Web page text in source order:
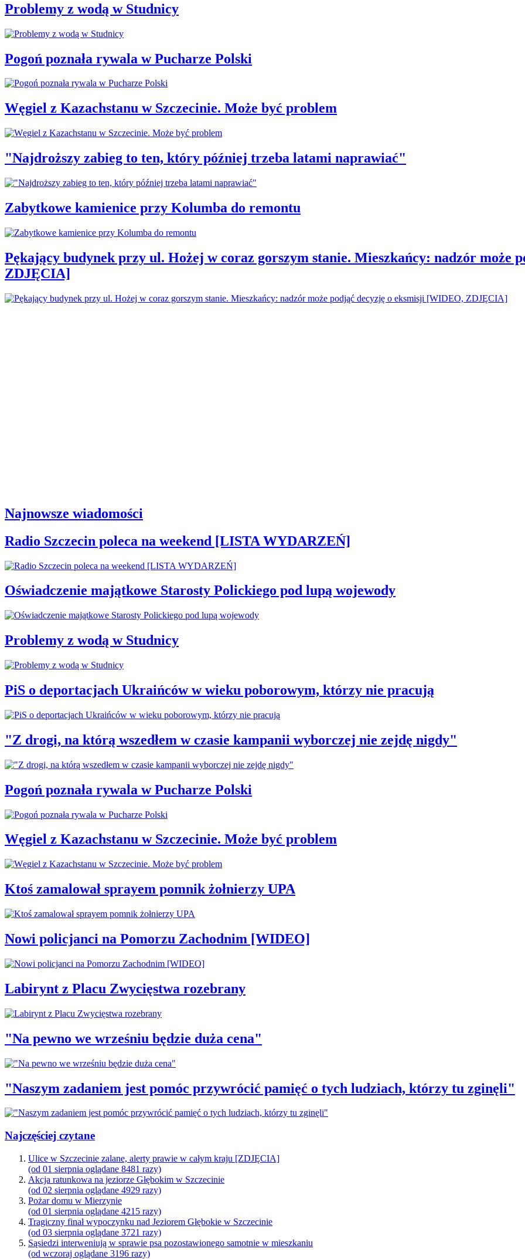
Problemy z wodą w Studnicy
Pogoń poznała rywala w Pucharze Polski
Węgiel z Kazachstanu w Szczecinie. Może być problem
"Najdroższy zabieg to ten, który później trzeba latami naprawiać"
Zabytkowe kamienice przy Kolumba do remontu
Pękający budynek przy ul. Hożej w coraz gorszym stanie. Mieszkańcy: nadzór może
ZDJĘCIA]
Najnowsze wiadomości
Radio Szczecin poleca na weekend [LISTA WYDARZEŃ]
Oświadczenie majątkowe Starosty Polickiego pod lupą wojewody
Problemy z wodą w Studnicy
PiS o deportacjach Ukraińców w wieku poborowym, którzy nie pracują
"Z drogi, na którą wszedłem w czasie kampanii wyborczej nie zejdę nigdy"
Pogoń poznała rywala w Pucharze Polski
Węgiel z Kazachstanu w Szczecinie. Może być problem
Ktoś zamalował sprayem pomnik żołnierzy UPA
Nowi policjanci na Pomorzu Zachodnim [WIDEO]
Labirynt z Placu Zwycięstwa rozebrany
"Na pewno we wrześniu będzie duża cena"
"Naszym zadaniem jest pomóc przywrócić pamięć o tych ludziach, którzy tu zginęli"
Najczęściej czytane
Ulice w Szczecinie zalane, alerty prawie w całym kraju [ZDJĘCIA]
(od 01 sierpnia oglądane 8481 razy)
Akcja ratunkowa na jeziorze Głębokim w Szczecinie
(od 02 sierpnia oglądane 4929 razy)
Pożar domu w Mierzynie
(od 01 sierpnia oglądane 4215 razy)
Tragiczny finał wypoczynku nad Jeziorem Głębokie w Szczecinie
(od 03 sierpnia oglądane 3721 razy)
Sąsiedzi interweniują w sprawie psa pozostawionego samotnie w mieszkaniu
(od wczoraj oglądane 3196 razy)